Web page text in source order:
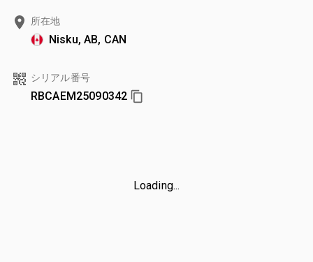
所在地
Nisku, AB, CAN
シリアル番号
RBCAEM25090342
Loading...